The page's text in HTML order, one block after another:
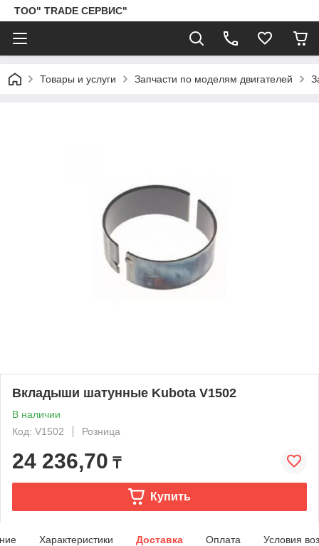
ТОО" TRADE СЕРВИС"
Товары и услуги Запчасти по моделям двигателей
Вкладыши шатунные Kubota V1502
В наличии
Код: V1502
Розница
24 236,70 ₸
Купить
Характеристики Доставка Оплата Условия